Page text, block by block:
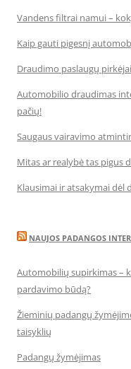
Vandens filtrai namui –
Kaip gauti pigesnį
Draudimo paslaugų
Automobilio draudimas
pačių!
Saugaus vairavimo
Mitas ar realybė tas pigus
Klausimai ir atsakymai dėl
NAUJOS PADANGOS
Automobilių supirkimas –
pardavimo būdą?
Žieminių padangų
taisyklių
Padangų žymėjimas